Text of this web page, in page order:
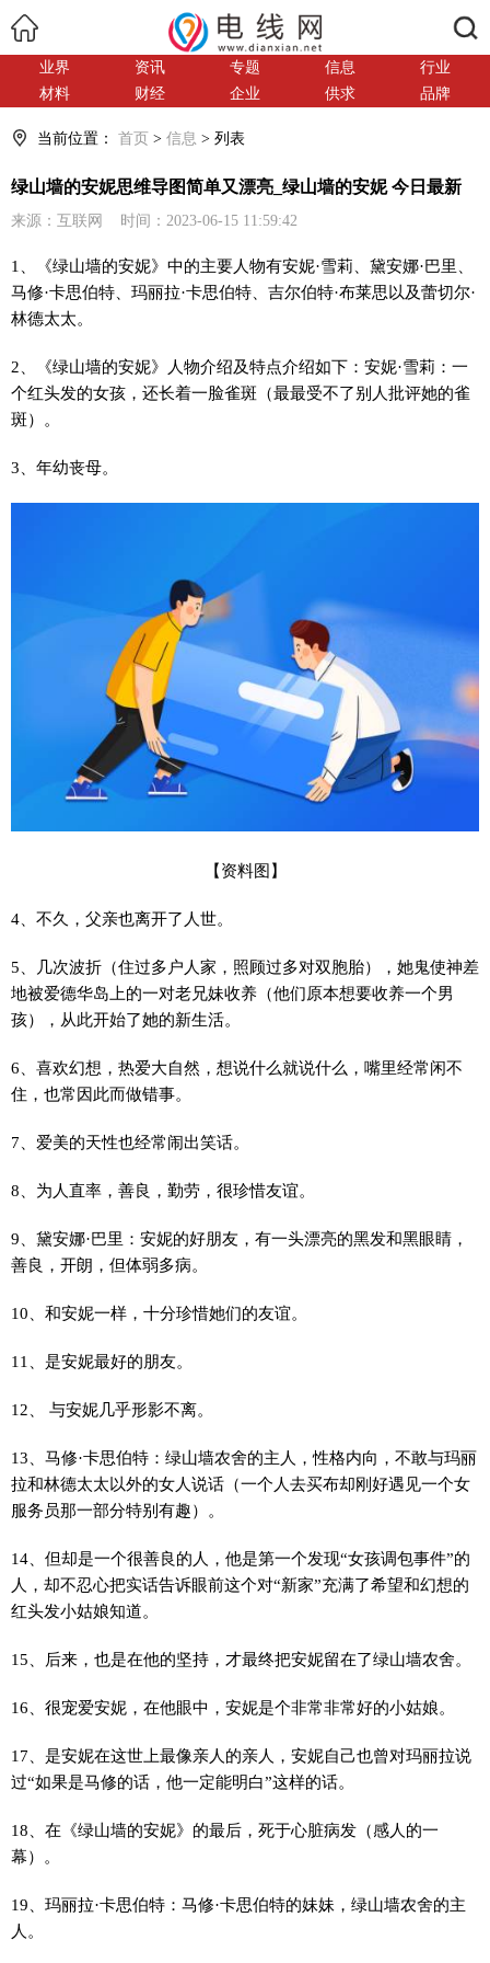
业界 资讯 专题 信息
行业
材料
财经 企业 供求 品牌
当前位置： 首页 > 信息 > 列表
绿山墙的安妮思维导图简单又漂亮_绿山墙的安妮 今日最新
来源：互联网 时间：2023-06-15 11:59:42
1、《绿山墙的安妮》中的主要人物有安妮·雪莉、黛安娜·巴里、
马修·卡思伯特、玛丽拉·卡思伯特、吉尔伯特·布莱思以及蕾切尔·
林德太太。
2、《绿山墙的安妮》人物介绍及特点介绍如下：安妮·雪莉：一
个红头发的女孩，还长着一脸雀斑（最最受不了别人批评她的雀
斑）。
3、年幼丧母。
【资料图】
4、不久，父亲也离开了人世。
5、几次波折（住过多户人家，照顾过多对双胞胎），她鬼使神差
地被爱德华岛上的一对老兄妹收养（他们原本想要收养一个男
孩），从此开始了她的新生活。
6、喜欢幻想，热爱大自然，想说什么就说什么，嘴里经常闲不
住，也常因此而做错事。
7、爱美的天性也经常闹出笑话。
8、为人直率，善良，勤劳，很珍惜友谊。
9、黛安娜·巴里：安妮的好朋友，有一头漂亮的黑发和黑眼睛，
善良，开朗，但体弱多病。
10、和安妮一样，十分珍惜她们的友谊。
11、是安妮最好的朋友。
12、 与安妮几乎形影不离。
13、马修·卡思伯特：绿山墙农舍的主人，性格内向，不敢与玛丽
拉和林德太太以外的女人说话（一个人去买布却刚好遇见一个女
服务员那一部分特别有趣）。
14、但却是一个很善良的人，他是第一个发现“女孩调包事件”的
人，却不忍心把实话告诉眼前这个对“新家”充满了希望和幻想的
红头发小姑娘知道。
15、后来，也是在他的坚持，才最终把安妮留在了绿山墙农舍。
16、很宠爱安妮，在他眼中，安妮是个非常非常好的小姑娘。
17、是安妮在这世上最像亲人的亲人，安妮自己也曾对玛丽拉说
过“如果是马修的话，他一定能明白”这样的话。
18、在《绿山墙的安妮》的最后，死于心脏病发（感人的一
幕）。
19、玛丽拉·卡思伯特：马修·卡思伯特的妹妹，绿山墙农舍的主
人。